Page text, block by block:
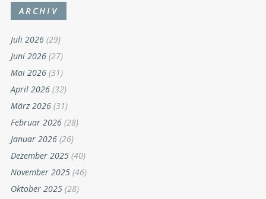
ARCHIV
Juli 2026 (29)
Juni 2026 (27)
Mai 2026 (31)
April 2026 (32)
März 2026 (31)
Februar 2026 (28)
Januar 2026 (26)
Dezember 2025 (40)
November 2025 (46)
Oktober 2025 (28)